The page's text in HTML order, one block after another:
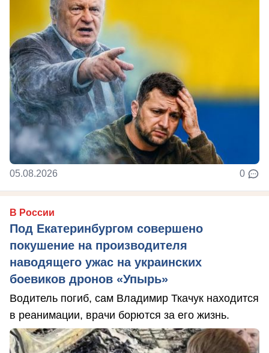
05.08.2026 0
В России
Под Екатеринбургом совершено
покушение на производителя
наводящего ужас на украинских
боевиков дронов «Упырь»
Водитель погиб, сам Владимир Ткачук находится
в реанимации, врачи борются за его жизнь.